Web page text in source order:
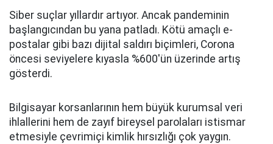
Siber suçlar yıllardır artıyor. Ancak pandeminin
başlangıcından bu yana patladı. Kötü amaçlı e-
postalar gibi bazı dijital saldırı biçimleri, Corona
öncesi seviyelere kıyasla %600'ün üzerinde artış
gösterdi.
Bilgisayar korsanlarının hem büyük kurumsal veri
ihlallerini hem de zayıf bireysel parolaları istismar
etmesiyle çevrimiçi kimlik hırsızlığı çok yaygın.